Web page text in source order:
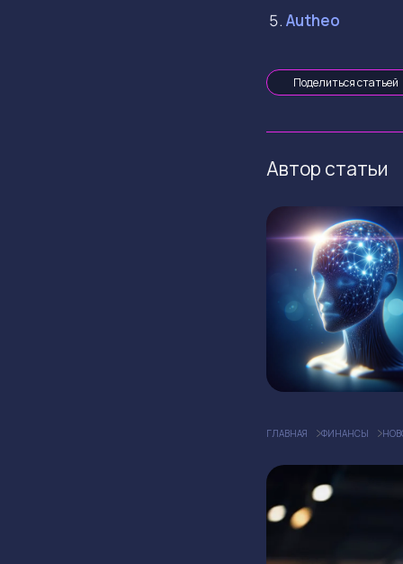
Autheo
Поделиться статьей
Автор статьи
ГЛАВНАЯ ФИНАНСЫ